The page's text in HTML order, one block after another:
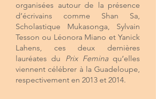
organisées autour de la présence
d’écrivains comme Shan Sa,
Scholastique Mukasonga, Sylvain
Tesson ou Léonora Miano et Yanick
Lahens, ces deux dernières
lauréates du Prix Feminaqu’elles
viennent célébrer à la Guadeloupe,
respectivement en 2013 et 2014.